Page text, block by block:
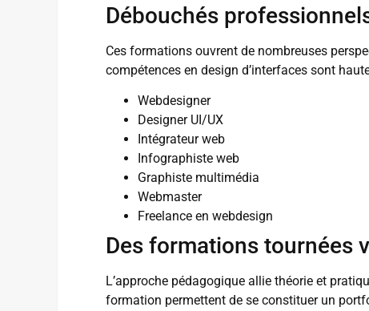
Débouchés
Ces formations ouvrent de nombreuses
compétences en design d’interfaces sont
Webdesigner
Designer UI/UX
Intégrateur web
Infographiste web
Graphiste multimédia
Webmaster
Freelance en webdesign
Des formations tournées
L’approche pédagogique allie théorie et
formation permettent de se constituer un